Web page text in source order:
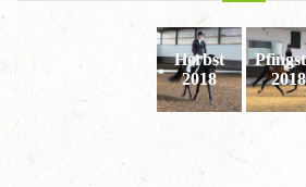
Herbst
2018
2018